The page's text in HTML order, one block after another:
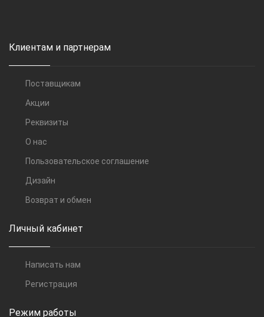
Клиентам и партнерам
Поставщикам
Акции
Реквизиты
О нас
Пользовательское соглашение
Дизайн
Возврат и обмен
Личный кабинет
Написать нам
Регистрация
Режим работы